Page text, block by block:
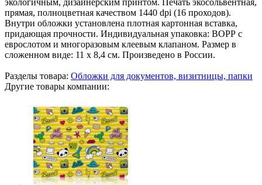
прямая, полноцветная качеством 1440 dpi (16 проходов).
Внутри обложки установлена плотная картонная вставка,
придающая прочности. Индивидуальная упаковка: ВОРР с
еврослотом и многоразовым клеевым клапаном. Размер в
сложенном виде: 11 х 8,4 см. Произведено в России.
Разделы товара: Обложки для документов, визитницы, папки
Другие товары компании: